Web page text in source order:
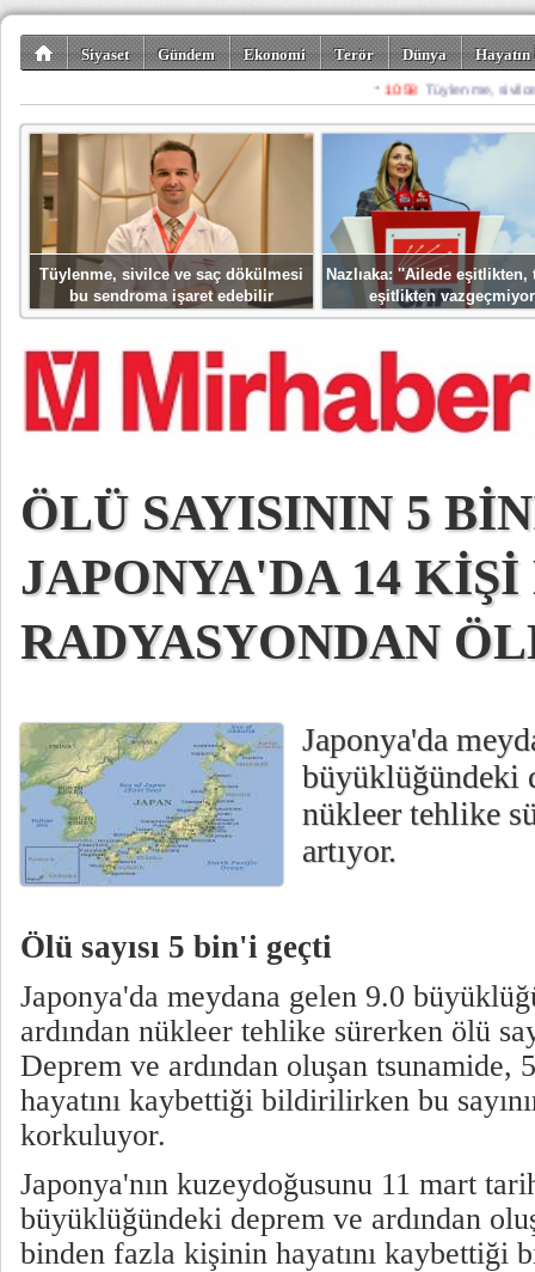
Siyaset Gündem Ekonomi Terör Dünya
Spor Misafir
Tüylenme, sivilce ve saç dökülmesi
bu sendroma işaret edebilir
Nazlıaka: ''Ailede eşitlikten,
eşitlikten
ÖLÜ SAYISININ 5
JAPONYA'DA 14 KİŞİ
RADYASYONDAN
Japonya'da
büyüklüğündeki
nükleer tehlike
artıyor.
Ölü sayısı 5 bin'i geçti
Japonya'da meydana gelen 9.0
ardından nükleer tehlike sürerken ölü
Deprem ve ardından oluşan tsunamide,
hayatını kaybettiği bildirilirken bu
korkuluyor.
Japonya'nın kuzeydoğusunu 11 mart
büyüklüğündeki deprem ve ardından
binden fazla kişinin hayatını kaybettiği